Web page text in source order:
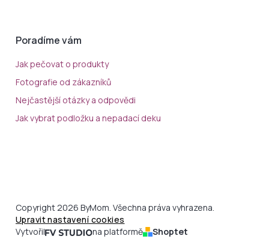
Poradíme vám
Jak pečovat o produkty
Fotografie od zákazníků
Nejčastější otázky a odpovědi
Jak vybrat podložku a nepadací deku
Copyright 2026 ByMom. Všechna práva vyhrazena.
Upravit nastavení cookies
Vytvořil
na platformě Shoptet